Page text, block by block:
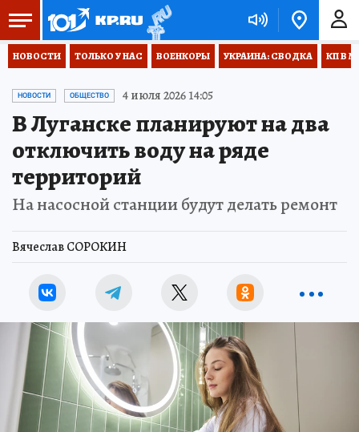
НОВОСТИ ТОЛЬКО У НАС ВОЕНКОРЫ УКРАИНА: СВОДКА КП В
НОВОСТИ ОБЩЕСТВО 4 июля 2026 14:05
В Луганске планируют на два
отключить воду на ряде
территорий
На насосной станции будут делать ремонт
Вячеслав СОРОКИН